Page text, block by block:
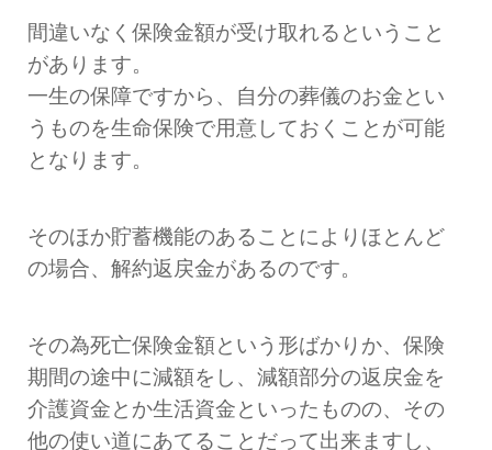
間違いなく保険金額が受け取れるということ
があります。
一生の保障ですから、自分の葬儀のお金とい
うものを生命保険で用意しておくことが可能
となります。
そのほか貯蓄機能のあることによりほとんど
の場合、解約返戻金があるのです。
その為死亡保険金額という形ばかりか、保険
期間の途中に減額をし、減額部分の返戻金を
介護資金とか生活資金といったものの、その
他の使い道にあてることだって出来ますし、